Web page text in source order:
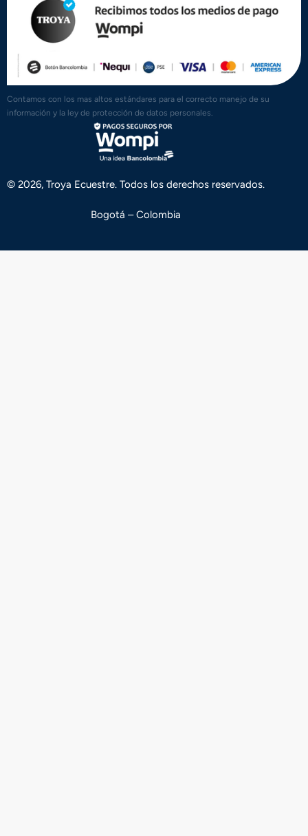
Contamos con los mas altos estándares para el correcto manejo de su
información y la ley de protección de datos personales.
© 2026, Troya Ecuestre. Todos los derechos reservados.
Bogotá – Colombia